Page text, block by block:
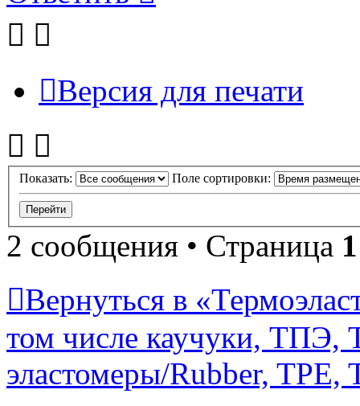
Версия для печати
Показать: Поле сортировки:
2 сообщения • Страница 1
Вернуться в
том числе каучуки, ТПЭ,
эластомеры/Rubber, TPE,